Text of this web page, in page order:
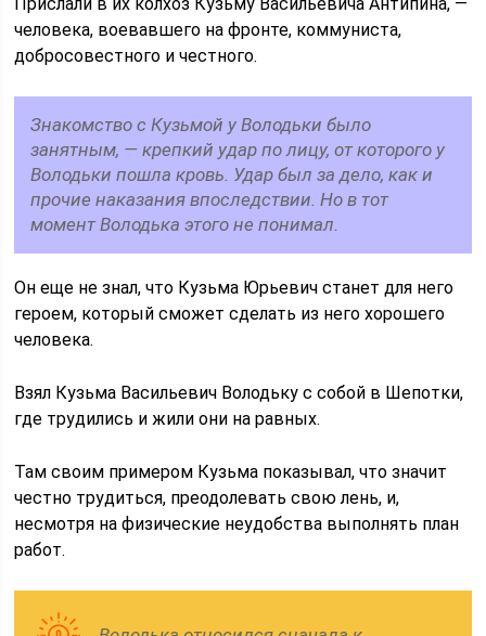
человека, воевавшего на фронте, коммуниста,
добросовестного и честного.
Знакомство с Кузьмой у Володьки было
занятным, — крепкий удар по лицу, от которого у
Володьки пошла кровь. Удар был за дело, как и
прочие наказания впоследствии. Но в тот
момент Володька этого не понимал.
Он еще не знал, что Кузьма Юрьевич станет для него
героем, который сможет сделать из него хорошего
человека.
Взял Кузьма Васильевич Володьку с собой в Шепотки,
где трудились и жили они на равных.
Там своим примером Кузьма показывал, что значит
честно трудиться, преодолевать свою лень, и,
несмотря на физические неудобства выполнять план
работ.